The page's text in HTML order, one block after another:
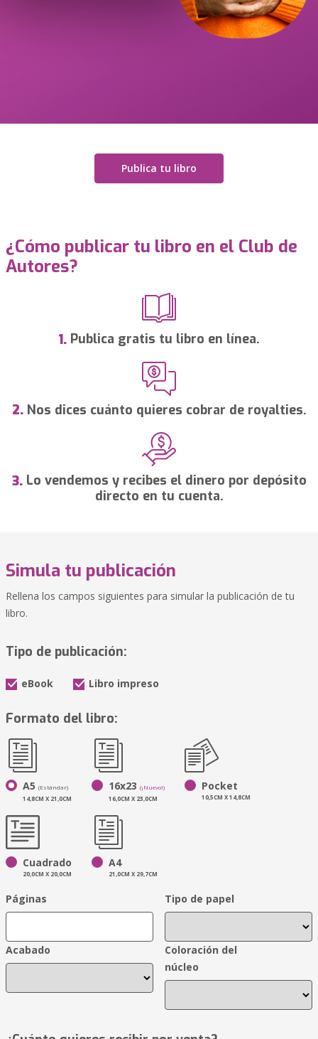
Publica tu libro
¿Cómo publicar tu libro en el Club de
Autores?
1. Publica gratis tu libro en línea.
2.Nos dices cuánto quieres cobrar de royalties.
3.Lo vendemos y recibes el dinero por depósito
directo en tu cuenta.
Simula tu publicación
Rellena los campos siguientes para simular la publicación de tu
libro.
Tipo de publicación:
eBook Libro impreso
Formato del libro:
A5 (Estándar)
14,8CM X 21,0CM
16x23 (¡Nuevo!)
16,0CM X 23,0CM
Pocket
10,5CM X 14,8CM
Cuadrado
20,0CM X 20,0CM
A4
21,0CM X 29,7CM
Páginas Tipo de papel
Acabado
Coloración del
núcleo